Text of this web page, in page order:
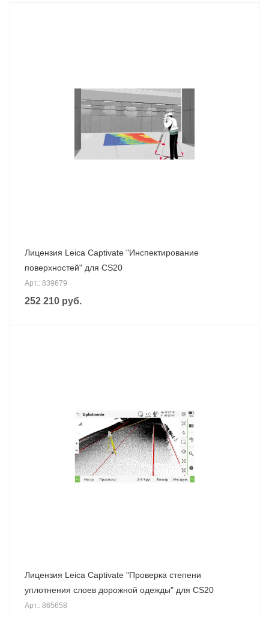
Лицензия Leica Captivate "Инспектирование
поверхностей" для CS20
Арт.: 839679
252 210 руб.
Лицензия Leica Captivate "Проверка степени
уплотнения слоев дорожной одежды" для CS20
Арт.: 865658